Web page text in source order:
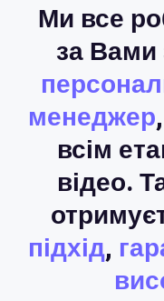
Ми все
за Вами
менеджер
всім
відео.
підхід,